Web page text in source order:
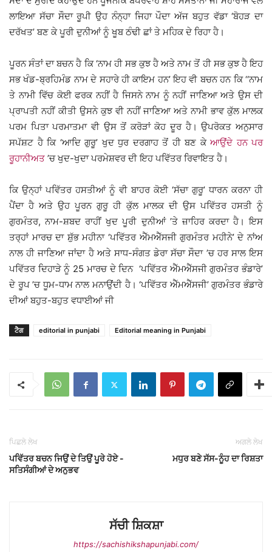
ਲਾਇਆ ਸੱਚਾ ਸੌਦਾ ਰੂਪੀ ਉਹ ਨੰਨ੍ਹਾ ਜਿਹਾ ਪੌਦਾ ਅੱਜ ਬਹੁਤ ਵੱਡਾ ‘ਬੋਹੜ ਦਾ
ਦਰੱਖਤ’ ਬਣ ਕੇ ਪੂਰੀ ਦੁਨੀਆਂ ਨੂੰ ਖੂਬ ਠੰਢੀ ਛਾਂ ਤੇ ਮਹਿਕ ਦੇ ਰਿਹਾ ਹੈ।
ਪੂਰਨ ਸੰਤਾਂ ਦਾ ਬਚਨ ਹੈ ਕਿ ‘ਨਾਮ ਹੀ ਸਭ ਕੁਝ ਹੈ ਅਤੇ ਨਾਮ ਤੋਂ ਹੀ ਸਭ ਕੁਝ ਹੈ ਇਹ
ਸਭ ਖੰਡ-ਬ੍ਰਹਿਮੰਡ ਨਾਮ ਦੇ ਸਹਾਰੇ ਹੀ ਕਾਇਮ ਹਨ’ ਇਹ ਵੀ ਬਚਨ ਹਨ ਕਿ ‘‘ਨਾਮ
ਤੇ ਨਾਮੀ ਵਿੱਚ ਕੋਈ ਫਰਕ ਨਹੀਂ ਹੈ ਜਿਸਨੇ ਨਾਮ ਨੂੰ ਨਹੀਂ ਜਾਣਿਆ ਅਤੇ ਉਸ ਦੀ
ਪ੍ਰਾਪਤੀ ਨਹੀਂ ਕੀਤੀ ਉਸਨੇ ਕੁਝ ਵੀ ਨਹੀਂ ਜਾਣਿਆ ਅਤੇ ਨਾਮੀ ਭਾਵ ਕੁੱਲ ਮਾਲਕ
ਪਰਮ ਪਿਤਾ ਪਰਮਾਤਮਾ ਵੀ ਉਸ ਤੋਂ ਕਰੋੜਾਂ ਕੋਹ ਦੂਰ ਹੈ। ਉਪਰੋਕਤ ਅਨੁਸਾਰ
ਸਪੱਸ਼ਟ ਹੈ ਕਿ ‘ਆਦਿ ਗੁਰੂ’ ਖੁਦ ਧੁਰ ਦਰਗਾਹ ਤੋਂ ਹੀ ਬਣ ਕੇ ਆਉਂਦੇ ਹਨ ਪਰ
ਰੂਹਾਨੀਅਤ ’ਚ ਖੁਦ-ਖੁਦਾ ਪਰਮੇਸ਼ਵਰ ਦੀ ਇਹ ਪਵਿੱਤਰ ਰਿਵਾਇਤ ਹੈ।
ਕਿ ਉਨ੍ਹਾਂ ਪਵਿੱਤਰ ਹਸਤੀਆਂ ਨੂੰ ਵੀ ਬਾਹਰ ਕੋਈ ‘ਸੱਚਾ ਗੁਰੂ’ ਧਾਰਨ ਕਰਨਾ ਹੀ
ਪੈਂਦਾ ਹੈ ਅਤੇ ਉਹ ਪੂਰਨ ਗੁਰੂ ਹੀ ਕੁੱਲ ਮਾਲਕ ਦੀ ਉਸ ਪਵਿੱਤਰ ਹਸਤੀ ਨੂੰ
ਗੁਰਮੰਤਰ, ਨਾਮ-ਸ਼ਬਦ ਰਾਹੀਂ ਖੁਦ ਪੂਰੀ ਦੁਨੀਆਂ ’ਤੇ ਜ਼ਾਹਿਰ ਕਰਦਾ ਹੈ। ਇਸ
ਤਰ੍ਹਾਂ ਮਾਰਚ ਦਾ ਸ਼ੁੱਭ ਮਹੀਨਾ ‘ਪਵਿੱਤਰ ਐੱਮਐੱਸਜੀ ਗੁਰਮੰਤਰ ਮਹੀਨੇ’ ਦੇ ਨਾਂਅ
ਨਾਲ ਹੀ ਜਾਣਿਆ ਜਾਂਦਾ ਹੈ ਅਤੇ ਸਾਧ-ਸੰਗਤ ਡੇਰਾ ਸੱਚਾ ਸੌਦਾ ’ਚ ਹਰ ਸਾਲ ਇਸ
ਪਵਿੱਤਰ ਦਿਹਾੜੇ ਨੂੰ 25 ਮਾਰਚ ਦੇ ਦਿਨ ‘ਪਵਿੱਤਰ ਐੱਮਐੱਸਜੀ ਗੁਰਮੰਤਰ ਭੰਡਾਰੇ’
ਦੇ ਰੂਪ ’ਚ ਧੂਮ-ਧਾਮ ਨਾਲ ਮਨਾਉਂਦੀ ਹੈ। ‘ਪਵਿੱਤਰ ਐੱਮਐੱਸਜੀ’ ਗੁਰਮੰਤਰ ਭੰਡਾਰੇ
ਦੀਆਂ ਬਹੁਤ-ਬਹੁਤ ਵਧਾਈਆਂ ਜੀ
ਟੈਗ editorial in punjabi Editorial meaning in Punjabi
ਪਿਛਲੇ ਲੇਖ
ਪਵਿੱਤਰ ਬਚਨ ਜਿਉਂ ਦੇ ਤਿਉਂ ਪੂਰੇ ਹੋਏ -
ਸਤਿਸੰਗੀਆਂ ਦੇ ਅਨੁਭਵ
ਅਗਲੇ ਲੇਖ
ਮਧੁਰ ਬਣੇ ਸੱਸ-ਨੂੰਹ ਦਾ ਰਿਸ਼ਤਾ
ਸੱਚੀ ਸ਼ਿਕਸ਼ਾ
https://sachishikshapunjabi.com/